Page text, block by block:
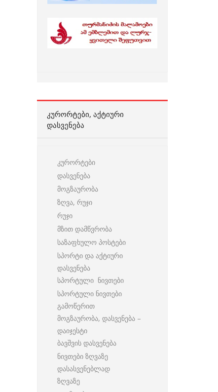
ᲙᲣᲠᲝᲠᲢᲔᲑᲘ, ᲐᲥᲢᲘᲣᲠᲘ
ᲓᲐᲡᲕᲔᲜᲔᲑᲐ
კურორტები
დასვენება
მოგზაურობა
ზღვა, რუჯი
რუჯი
მზით დამწვრობა
საზაფხულო პოსტები
სპორტი და აქტიური
დასვენება
სპორტული ნივთები
სპორტული ნივთები
გამოწერით
მოგზაურობა, დასვენება –
დაიჯესტი
ბავშვის დასვენება
ნივთები ზღვაზე
დასასვენებლად
ზღვაზე